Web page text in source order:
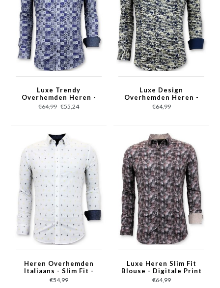
Luxe Trendy
Overhemden Heren -
Digitale Print - 3055 -
Blauw
€64,99 €55,24
Luxe Design
Overhemden Heren -
Digitale Print - 3043 -
Blauw
€64,99
Heren Overhemden
Italiaans - Slim Fit -
3047 - Wit
€54,99
Luxe Heren Slim Fit
Blouse - Digitale Print
- 3060 - Bruin
€64,99